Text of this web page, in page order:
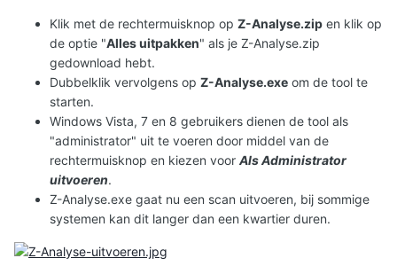
Klik met de rechtermuisknop op Z-Analyse.zip en klik op
de optie "Alles uitpakken" als je Z-Analyse.zip
gedownload hebt.
Dubbelklik vervolgens op Z-Analyse.exe om de tool te
starten.
Windows Vista, 7 en 8 gebruikers dienen de tool als
"administrator" uit te voeren door middel van de
rechtermuisknop en kiezen voor Als Administrator
uitvoeren.
Z-Analyse.exe gaat nu een scan uitvoeren, bij sommige
systemen kan dit langer dan een kwartier duren.